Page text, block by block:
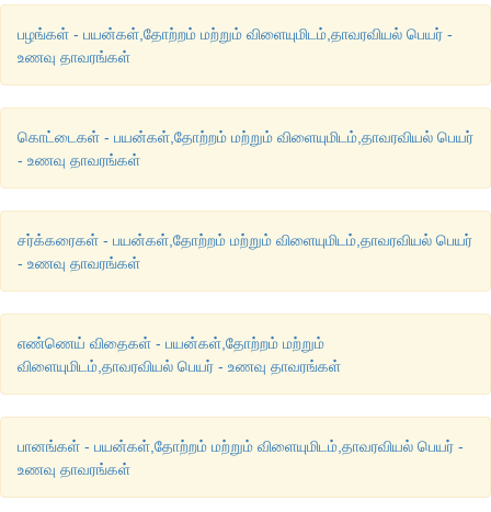
பழங்கள் - பயன்கள்,தோற்றம் மற்றும் விளையுமிடம்,தாவரவியல் பெயர் -
உணவு தாவரங்கள்
கொட்டைகள் - பயன்கள்,தோற்றம் மற்றும் விளையுமிடம்,தாவரவியல் பெயர்
- உணவு தாவரங்கள்
சர்க்கரைகள் - பயன்கள்,தோற்றம் மற்றும் விளையுமிடம்,தாவரவியல் பெயர்
- உணவு தாவரங்கள்
எண்ணெய் விதைகள் - பயன்கள்,தோற்றம் மற்றும்
விளையுமிடம்,தாவரவியல் பெயர் - உணவு தாவரங்கள்
பானங்கள் - பயன்கள்,தோற்றம் மற்றும் விளையுமிடம்,தாவரவியல் பெயர் -
உணவு தாவரங்கள்